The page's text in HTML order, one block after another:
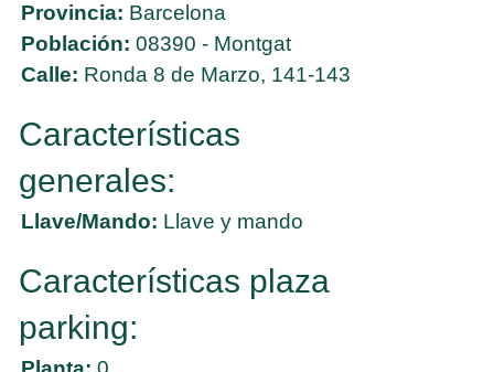
Provincia: Barcelona
Población: 08390 - Montgat
Calle: Ronda 8 de Marzo, 141-143
Características
generales:
Llave/Mando: Llave y mando
Características plaza
parking: